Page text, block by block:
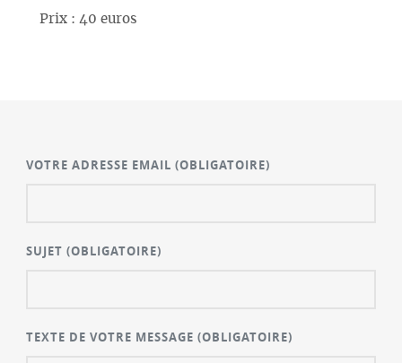
Prix : 40 euros
VOTRE ADRESSE EMAIL(OBLIGATOIRE)
SUJET(OBLIGATOIRE)
TEXTE DE VOTRE MESSAGE(OBLIGATOIRE)